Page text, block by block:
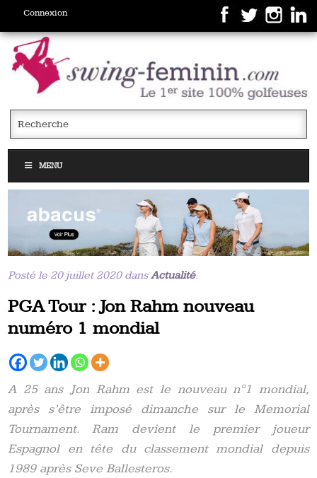
Connexion
MENU
Posté le 20 juillet 2020 dansActualité.
PGA Tour : Jon Rahm nouveau
numéro 1 mondial
A 25 ans Jon Rahm est le nouveau n°1 mondial,
après s’être imposé dimanche sur le Memorial
Tournament. Ram devient le premier joueur
Espagnol en tête du classement mondial depuis
1989 après Seve Ballesteros.